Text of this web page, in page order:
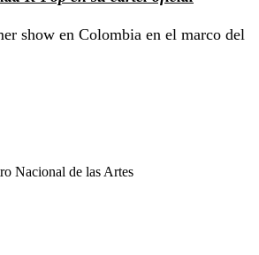
show en Colombia en el marco del
Nacional de las Artes